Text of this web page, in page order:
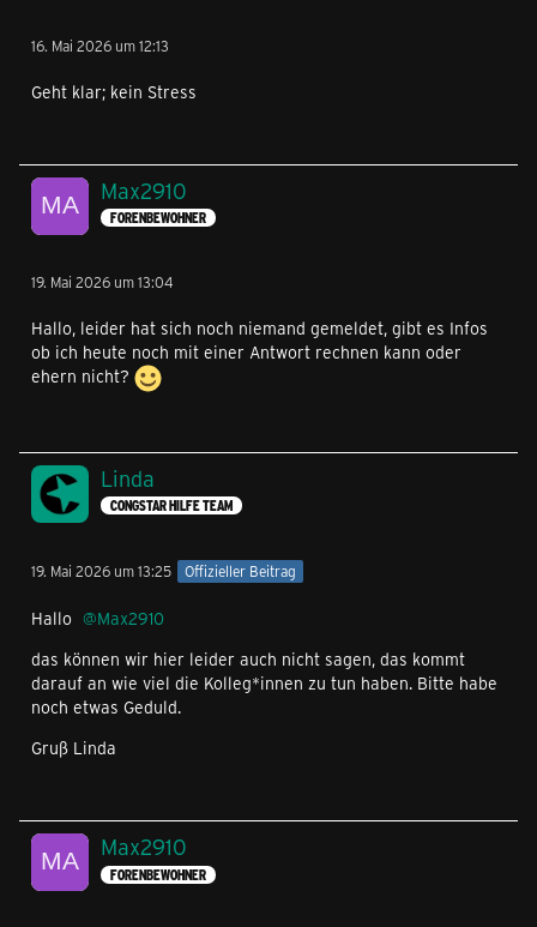
16. Mai 2026 um 12:13
Geht klar; kein Stress
Max2910
FORENBEWOHNER
19. Mai 2026 um 13:04
Hallo, leider hat sich noch niemand gemeldet, gibt es Infos
ob ich heute noch mit einer Antwort rechnen kann oder
ehern nicht?
Linda
CONGSTAR HILFE TEAM
19. Mai 2026 um 13:25 Offizieller Beitrag
Hallo
Max2910
das können wir hier leider auch nicht sagen, das kommt
darauf an wie viel die Kolleg*innen zu tun haben. Bitte habe
noch etwas Geduld.
Gruß Linda
Max2910
FORENBEWOHNER